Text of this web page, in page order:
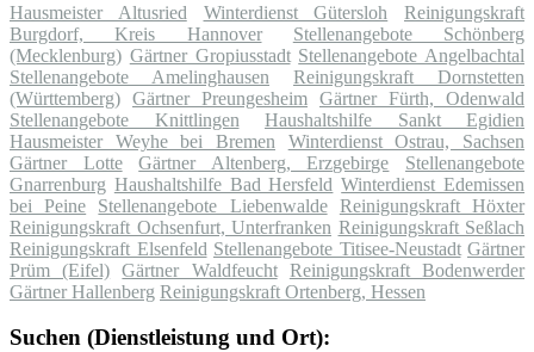
Hausmeister Altusried Winterdienst Gütersloh
Reinigungskraft
Burgdorf, Kreis Hannover
Stellenangebote Schönberg
(Mecklenburg) Gärtner Gropiusstadt Stellenangebote Angelbachtal
Stellenangebote Amelinghausen
Reinigungskraft Dornstetten
(Württemberg) Gärtner Preungesheim Gärtner Fürth, Odenwald
Stellenangebote Knittlingen
Haushaltshilfe Sankt Egidien
Hausmeister Weyhe bei Bremen
Winterdienst Ostrau, Sachsen
Gärtner Lotte
Gärtner Altenberg, Erzgebirge
Stellenangebote
Gnarrenburg Haushaltshilfe Bad Hersfeld Winterdienst Edemissen
bei Peine
Stellenangebote Liebenwalde
Reinigungskraft Höxter
Reinigungskraft Ochsenfurt, Unterfranken Reinigungskraft Seßlach
Reinigungskraft Elsenfeld Stellenangebote Titisee-Neustadt Gärtner
Prüm (Eifel)
Gärtner Waldfeucht
Reinigungskraft Bodenwerder
Gärtner Hallenberg Reinigungskraft Ortenberg, Hessen
Suchen (Dienstleistung und Ort):